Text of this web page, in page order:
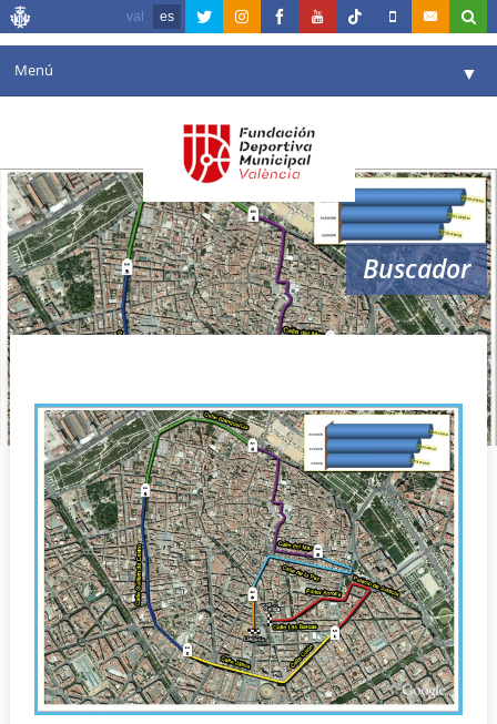
val es
Menú ▼
Agenda
Instalaciones ▼
Comunicación ▼
Valencia en deporte ▼
Reservas
Buscador
volta a peu les falles